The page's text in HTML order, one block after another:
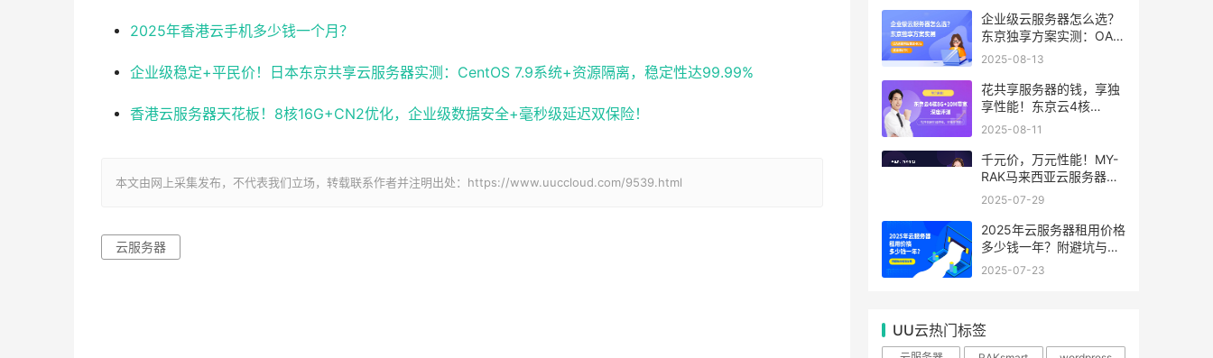
2025年香港云手机多少钱一个月？
企业级稳定+平民价！日本东京共享云服务器实测：CentOS 7.9系统+资源隔离，稳定性达99.99%
香港云服务器天花板！8核16G+CN2优化，企业级数据安全+毫秒级延迟双保险！
本文由网上采集发布，不代表我们立场，转载联系作者并注明出处：https://www.uuccloud.com/9539.html
云服务器
99.99%
企业级云服务器怎么选？
东京独享方案实测：OA系
统响应提速40%，成本降
2025-08-13
花共享服务器的钱，享独
享性能！东京云4核
8G+10M带宽降价来袭
2025-08-11
千元价，万元性能！MY-
RAK马来西亚云服务器：
首月5折+免费SEO工具，
2025-07-29
2025年云服务器租用价格
多少钱一年？附避坑与省
钱攻略
2025-07-23
UU云热门标签